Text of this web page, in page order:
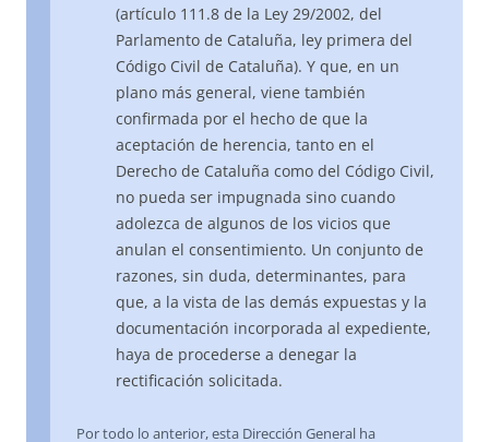
(artículo 111.8 de la Ley 29/2002, del
Parlamento de Cataluña, ley primera del
Código Civil de Cataluña). Y que, en un
plano más general, viene también
confirmada por el hecho de que la
aceptación de herencia, tanto en el
Derecho de Cataluña como del Código Civil,
no pueda ser impugnada sino cuando
adolezca de algunos de los vicios que
anulan el consentimiento. Un conjunto de
razones, sin duda, determinantes, para
que, a la vista de las demás expuestas y la
documentación incorporada al expediente,
haya de procederse a denegar la
rectificación solicitada.
Por todo lo anterior, esta Dirección General ha